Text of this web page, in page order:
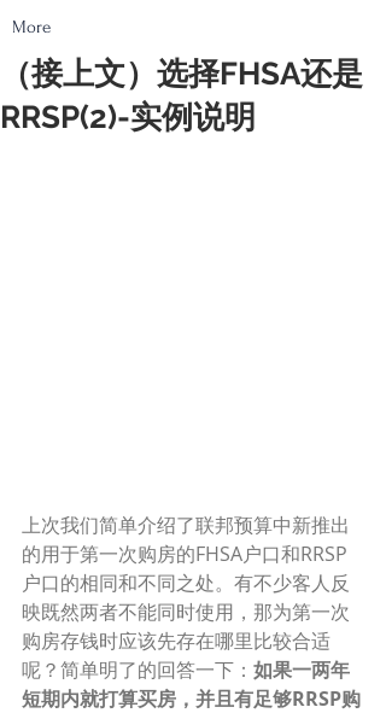
More
（接上文）选择FHSA还是
RRSP(2)-实例说明
上次我们简单介绍了联邦预算中新推出
的用于第一次购房的FHSA户口和RRSP
户口的相同和不同之处。有不少客人反
映既然两者不能同时使用，那为第一次
购房存钱时应该先存在哪里比较合适
呢？简单明了的回答一下： 如果一两年
短期内就打算买房，并且有足够RRSP购